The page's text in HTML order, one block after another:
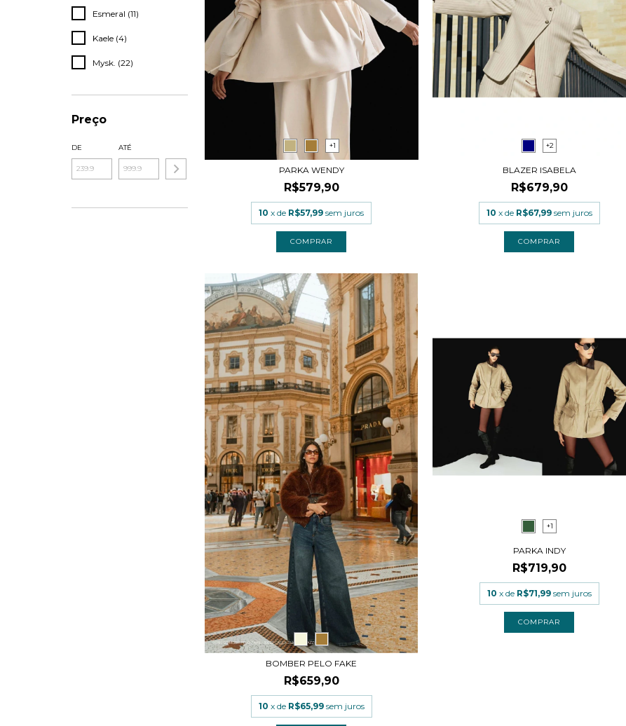
Esmeral (11)
Kaele (4)
Mysk. (22)
Preço
DE ATÉ +1
PARKA WENDY
R$579,90
10 x de R$57,99 sem juros
COMPRAR
+2
BLAZER ISABELA
R$679,90
10 x de R$67,99 sem juros
COMPRAR
BOMBER PELO FAKE
R$659,90
10 x de R$65,99 sem juros
+1
PARKA INDY
R$719,90
10 x de R$71,99 sem juros
COMPRAR